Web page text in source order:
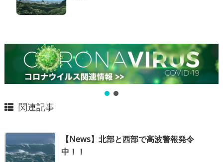
関連記事
【News】北部と西部で高波警報発令
中！！